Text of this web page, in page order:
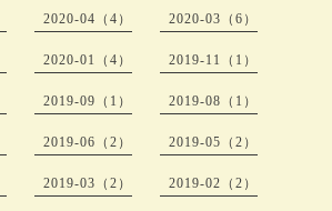
2020-04（4） 2020-03（6）
2020-01（4） 2019-11（1）
2019-09（1） 2019-08（1）
2019-06（2） 2019-05（2）
2019-03（2） 2019-02（2）